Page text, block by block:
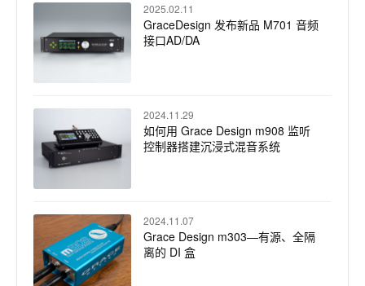
2025.02.11
GraceDesign 发布新品 M701 音频
接口AD/DA
2024.11.29
如何用 Grace Design m908 监听
控制器搭建沉浸式混音系统
2024.11.07
Grace Design m303—有源、全隔
离的 DI 盒